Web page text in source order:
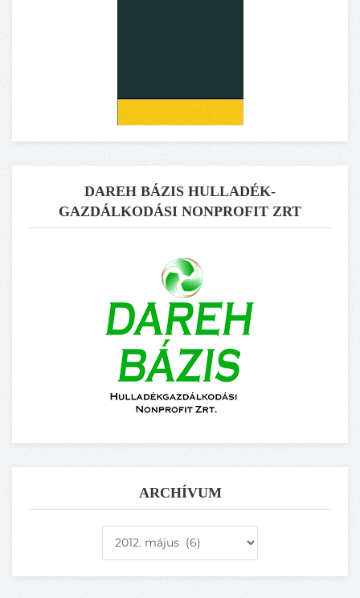
DAREH BÁZIS HULLADÉK-
GAZDÁLKODÁSI NONPROFIT ZRT
ARCHÍVUM